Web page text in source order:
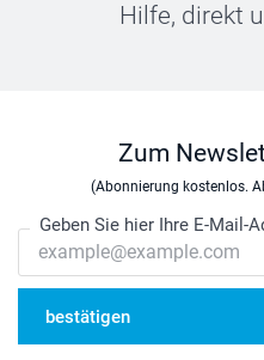
Hilfe, direkt
Zum
(Abonnierung kostenlos.
Geben Sie hier Ihre E-Mail-
bestätigen